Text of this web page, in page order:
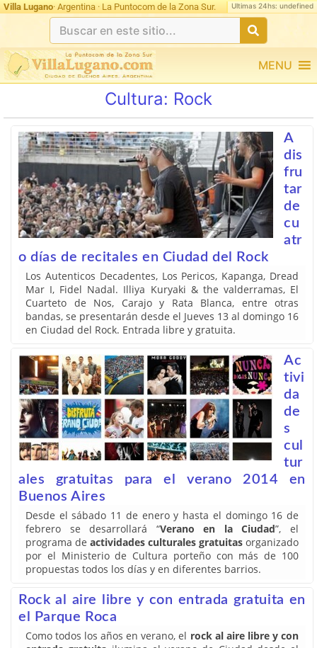
Villa Lugano· Argentina · La Puntocom de la Zona Sur. Ultimas 24hs: undefined
MENU
Cultura: Rock
A
dis
fru
tar
de
cu
atr
o días de recitales en Ciudad del Rock
Los Autenticos Decadentes, Los Pericos, Kapanga, Dread
Mar I, Fidel Nadal. Illiya Kuryaki & the valderramas, El
Cuarteto de Nos, Carajo y Rata Blanca, entre otras
bandas, se presentarán desde el Jueves 13 al domingo 16
en Ciudad del Rock. Entrada libre y gratuita.
Ac
tivi
da
de
s
cul
tur
ales gratuitas para el verano 2014 en
Buenos Aires
Desde el sábado 11 de enero y hasta el domingo 16 de
febrero se desarrollará “Verano en la Ciudad”, el
programa de actividades culturales gratuitas organizado
por el Ministerio de Cultura porteño con más de 100
propuestas todos los días y en diferentes barrios.
Rock al aire libre y con entrada gratuita en
el Parque Roca
Como todos los años en verano, el rock al aire libre y con